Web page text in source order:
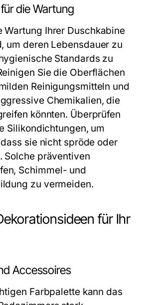
die Wartung
Wartung Ihrer Duschkabine
um deren Lebensdauer zu
Standards zu
Sie die Oberflächen
Reinigungsmitteln und
Chemikalien, die
könnten. Überprüfen
Silikondichtungen, um
sie nicht spröde oder
Solche präventiven
Schimmel- und
zu vermeiden.
für Ihr
Accessoires
Farbpalette kann das